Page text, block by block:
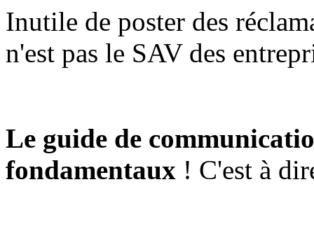
Inutile de poster des
n'est pas le SAV des
Le guide de
fondamentaux ! C'est à